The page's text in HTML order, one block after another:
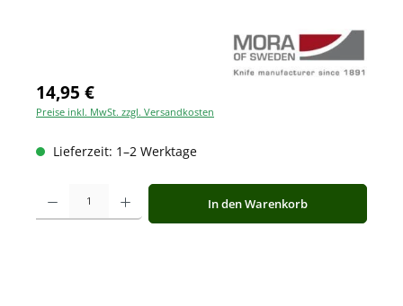
14,95 €
Preise inkl. MwSt. zzgl. Versandkosten
Lieferzeit: 1–2 Werktage
Produkt Anzahl: Gib den gewünschten Wert ein oder benutze die
In den Warenkorb